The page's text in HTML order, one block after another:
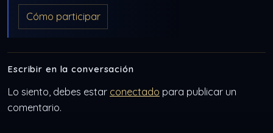
Cómo participar
Escribir en la conversación
Lo siento, debes estar conectado para publicar un
comentario.